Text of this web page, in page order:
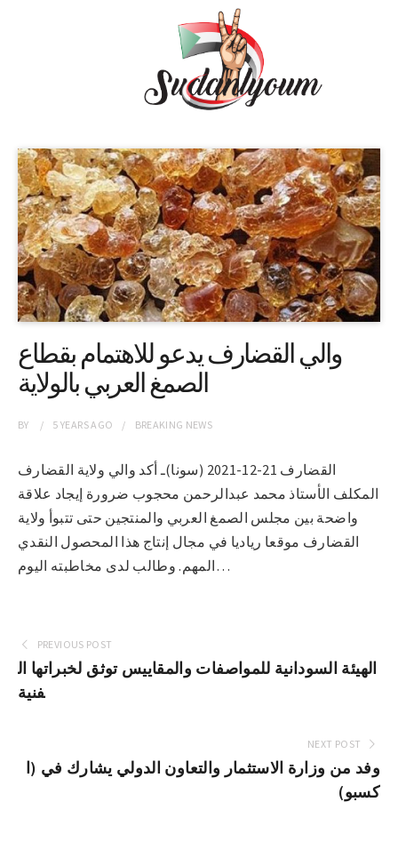
والي القضارف يدعو للاهتمام بقطاع
الصمغ العربي بالولاية
BY 5 YEARSAGO BREAKING NEWS
القضارف 21-12-2021 (سونا)ـ أكد والي ولاية القضارف
المكلف الأستاذ محمد عبدالرحمن محجوب ضرورة إيجاد علاقة
واضحة بين مجلس الصمغ العربي والمنتجين حتى تتبوأ ولاية
القضارف موقعا رياديا في مجال إنتاج هذا المحصول النقدي
المهم. وطالب لدى مخاطبته اليوم…
PREVIOUS POST
الهيئة السودانية للمواصفات والمقاييس توثق لخبراتها ال
فنية
NEXT POST
وفد من وزارة الاستثمار والتعاون الدولي يشارك في (ا
كسبو)